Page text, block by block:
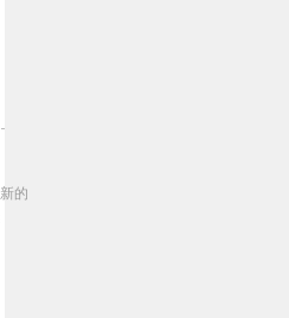
的